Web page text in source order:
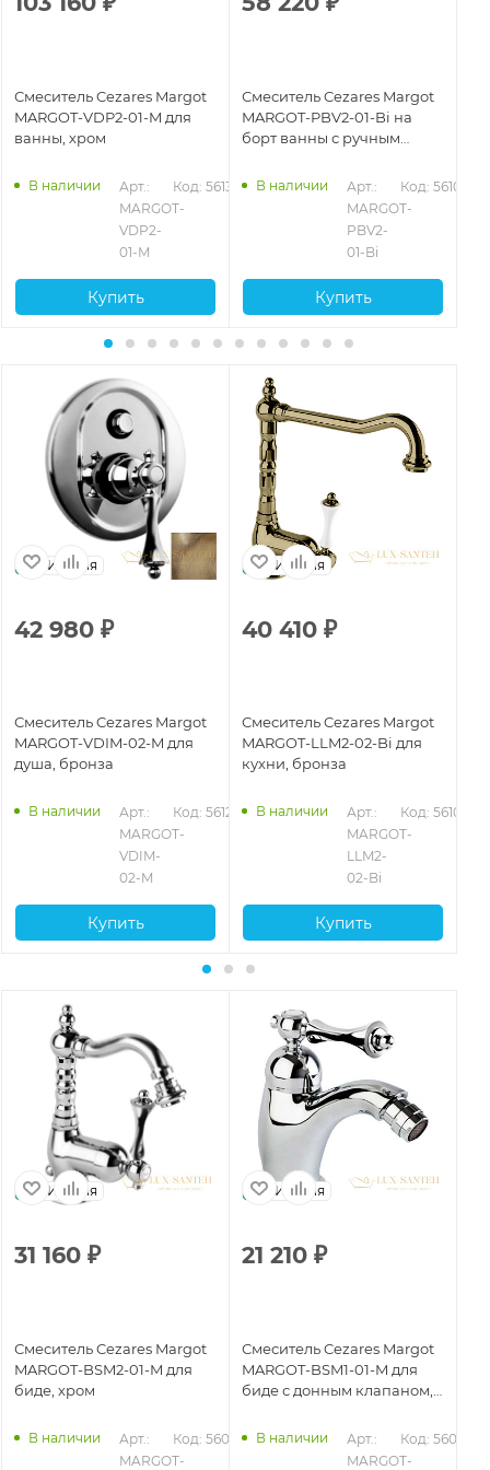
Смеситель Cezares Margot
MARGOT-VDP2-01-M для
ванны, хром
В наличии
Арт.:
MARGOT-
VDP2-
01-M
Код: 56133
Купить
Смеситель Cezares Margot
MARGOT-PBV2-01-Bi на
борт ванны с ручным
В наличии
Арт.:
MARGOT-
PBV2-
01-Bi
Код: 56108
Купить
Италия
42 980 ₽
Смеситель Cezares Margot
MARGOT-VDIM-02-M для
душа, бронза
В наличии
Арт.:
MARGOT-
VDIM-
02-M
Код: 56122
Купить
Италия
40 410 ₽
Смеситель Cezares Margot
MARGOT-LLM2-02-Bi для
кухни, бронза
В наличии
Арт.:
MARGOT-
LLM2-
02-Bi
Код: 56100
Купить
Италия
31 160 ₽
Смеситель Cezares Margot
MARGOT-BSM2-01-M для
биде, хром
В наличии
Арт.:
MARGOT-
Код: 56082
Италия
21 210 ₽
Смеситель Cezares Margot
MARGOT-BSM1-01-M для
биде с донным клапаном,
В наличии
Арт.:
MARGOT-
Код: 56076